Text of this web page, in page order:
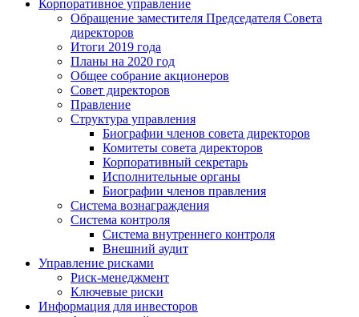
Корпоративное управление
Обращение заместителя Председателя Совета
директоров
Итоги 2019 года
Планы на 2020 год
Общее собрание акционеров
Совет директоров
Правление
Структура управления
Биографии членов совета директоров
Комитеты совета директоров
Корпоративный секретарь
Исполнительные органы
Биографии членов правления
Система вознаграждения
Система контроля
Система внутреннего контроля
Внешний аудит
Управление рисками
Риск-менеджмент
Ключевые риски
Информация для инвесторов